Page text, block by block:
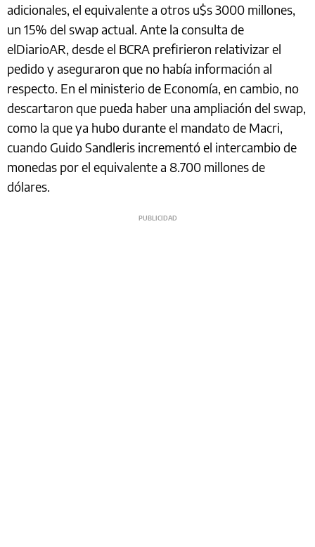
adicionales, el equivalente a otros u$s 3000 millones,
un 15% del swap actual. Ante la consulta de
elDiarioAR, desde el BCRA prefirieron relativizar el
pedido y aseguraron que no había información al
respecto. En el ministerio de Economía, en cambio, no
descartaron que pueda haber una ampliación del swap,
como la que ya hubo durante el mandato de Macri,
cuando Guido Sandleris incrementó el intercambio de
monedas por el equivalente a 8.700 millones de
dólares.